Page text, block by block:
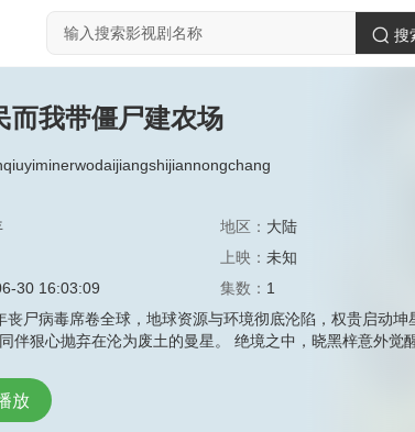
搜
而我带僵尸建农场
地区： 大陆
上映： 未知
30 16:03:09 集数： 1
丧尸病毒席卷全球，地球资源与环境彻底沦陷，权贵启动
伴狠心抛弃在沦为废土的曼星。 绝境之中，晓黑梓意外觉
放